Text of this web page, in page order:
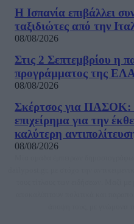
Η Ισπανία επιβάλλει
ταξιδιώτες από την
08/08/2026
Στις 2 Σεπτεμβρίου η
προγράμματος της
08/08/2026
Σκέρτσος για ΠΑΣΟΚ:
επιχείρημα για την
καλύτερη
08/08/2026